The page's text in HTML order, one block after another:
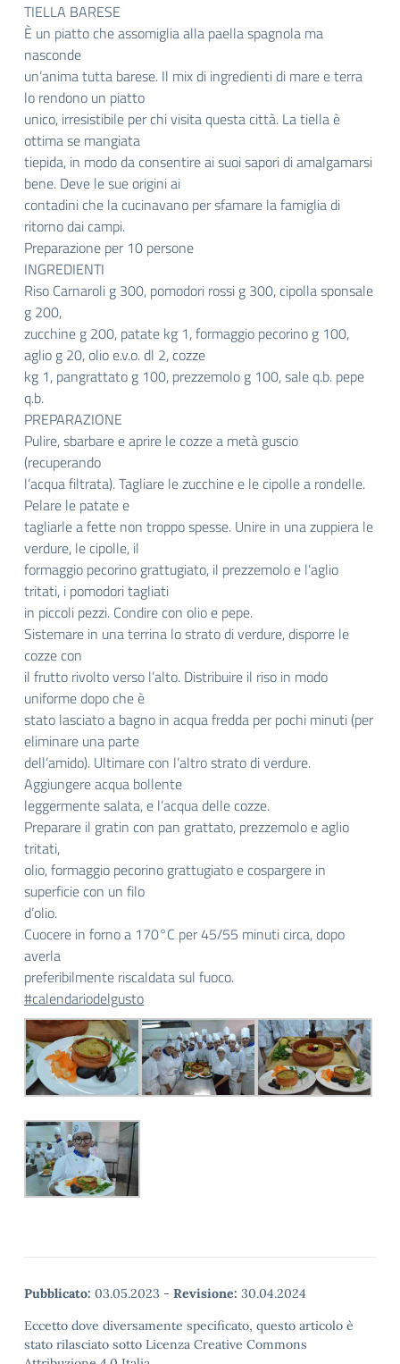
TIELLA BARESE
È un piatto che assomiglia alla paella spagnola ma
nasconde
un’anima tutta barese. Il mix di ingredienti di mare e terra
lo rendono un piatto
unico, irresistibile per chi visita questa città. La tiella è
ottima se mangiata
tiepida, in modo da consentire ai suoi sapori di amalgamarsi
bene. Deve le sue origini ai
contadini che la cucinavano per sfamare la famiglia di
ritorno dai campi.
Preparazione per 10 persone
INGREDIENTI
Riso Carnaroli g 300, pomodori rossi g 300, cipolla sponsale
g 200,
zucchine g 200, patate kg 1, formaggio pecorino g 100,
aglio g 20, olio e.v.o. dl 2, cozze
kg 1, pangrattato g 100, prezzemolo g 100, sale q.b. pepe
q.b.
PREPARAZIONE
Pulire, sbarbare e aprire le cozze a metà guscio
(recuperando
l’acqua filtrata). Tagliare le zucchine e le cipolle a rondelle.
Pelare le patate e
tagliarle a fette non troppo spesse. Unire in una zuppiera le
verdure, le cipolle, il
formaggio pecorino grattugiato, il prezzemolo e l’aglio
tritati, i pomodori tagliati
in piccoli pezzi. Condire con olio e pepe.
Sistemare in una terrina lo strato di verdure, disporre le
cozze con
il frutto rivolto verso l’alto. Distribuire il riso in modo
uniforme dopo che è
stato lasciato a bagno in acqua fredda per pochi minuti (per
eliminare una parte
dell’amido). Ultimare con l’altro strato di verdure.
Aggiungere acqua bollente
leggermente salata, e l’acqua delle cozze.
Preparare il gratin con pan grattato, prezzemolo e aglio
tritati,
olio, formaggio pecorino grattugiato e cospargere in
superficie con un filo
d’olio.
Cuocere in forno a 170°C per 45/55 minuti circa, dopo
averla
preferibilmente riscaldata sul fuoco.
#calendariodelgusto
Pubblicato: 03.05.2023 - Revisione: 30.04.2024
Eccetto dove diversamente specificato, questo articolo è
stato rilasciato sotto Licenza Creative Commons